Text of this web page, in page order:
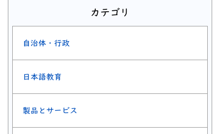
カテゴリ
自治体・行政
日本語教育
製品とサービス